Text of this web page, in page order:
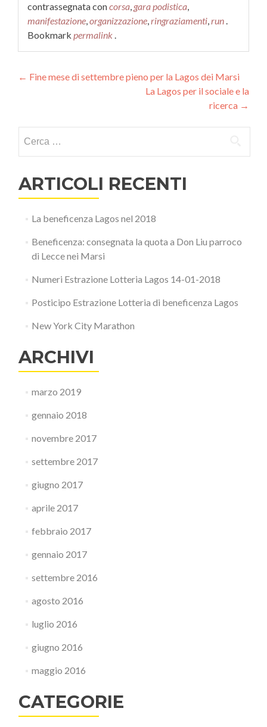
contrassegnata concorsa, gara podistica,
manifestazione,organizzazione,ringraziamenti,run .
Bookmark permalink .
Navigazione articolo
← Fine mese di settembre pieno per la Lagos dei Marsi
La Lagos per il sociale e la
ricerca →
ARTICOLI RECENTI
La beneficenza Lagos nel 2018
Beneficenza: consegnata la quota a Don Liu parroco
di Lecce nei Marsi
Numeri Estrazione Lotteria Lagos 14-01-2018
Posticipo Estrazione Lotteria di beneficenza Lagos
New York City Marathon
ARCHIVI
marzo 2019
gennaio 2018
novembre 2017
settembre 2017
giugno 2017
aprile 2017
febbraio 2017
gennaio 2017
settembre 2016
agosto 2016
luglio 2016
giugno 2016
maggio 2016
CATEGORIE